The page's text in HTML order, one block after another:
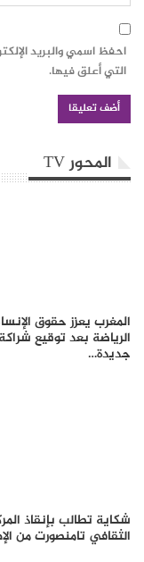
احفظ اسمي والبريد
التي أعلق فيها.
المحور TV
المغرب يعزز حقوق
الرياضة بعد توقيع شراكة
جديدة…
شكاية تطالب بإنقاذ
الثقافي تامنصورت من